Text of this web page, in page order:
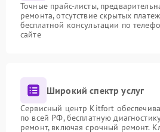
Точные прайс-листы,
ремонта, отсутствие скрытых
бесплатной консультации по
сайте
Широкий спектр услуг
Сервисный центр Kitfort
по всей РФ, бесплатную
ремонт, включая срочный ремонт.